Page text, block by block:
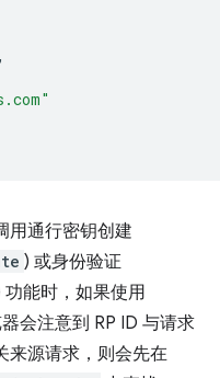
,
用通行密钥创建
) 或身份验证
功能时，如果使用
会注意到 RP ID 与请求
来源请求，则会先在